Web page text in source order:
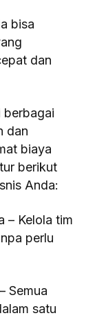
bisa
dan
berbagai
dan
biaya
berikut
Anda:
– Kelola tim
perlu
Semua
satu